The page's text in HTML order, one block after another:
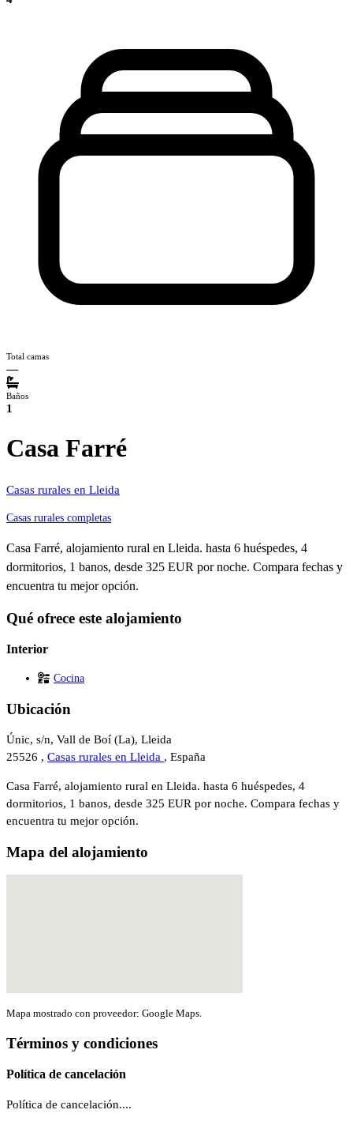
Total camas
—
Baños
1
Casa Farré
Casas rurales en Lleida
Casas rurales completas
Casa Farré, alojamiento rural en Lleida. hasta 6 huéspedes, 4
dormitorios, 1 banos, desde 325 EUR por noche. Compara fechas y
encuentra tu mejor opción.
Qué ofrece este alojamiento
Interior
Cocina
Ubicación
Únic, s/n, Vall de Boí (La), Lleida
25526 , Casas rurales en Lleida , España
Casa Farré, alojamiento rural en Lleida. hasta 6 huéspedes, 4
dormitorios, 1 banos, desde 325 EUR por noche. Compara fechas y
encuentra tu mejor opción.
Mapa del alojamiento
Mapa mostrado con proveedor: Google Maps.
Términos y condiciones
Política de cancelación
Política de cancelación....